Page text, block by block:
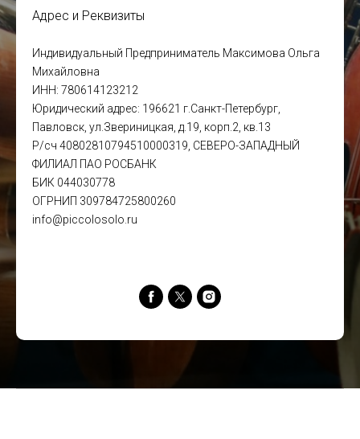
Адрес и Реквизиты
Индивидуальный Предприниматель Максимова Ольга
Михайловна
ИНН: 780614123212
Юридический адрес: 196621 г.Санкт-Петербург,
Павловск, ул.Звериницкая, д.19, корп.2, кв.13
Р/сч 40802810794510000319, СЕВЕРО-ЗАПАДНЫЙ
ФИЛИАЛ ПАО РОСБАНК
БИК 044030778
ОГРНИП 309784725800260
info@piccolosolo.ru